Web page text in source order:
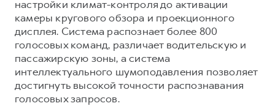
настройки климат-контроля до активации
камеры кругового обзора и проекционного
дисплея. Система распознает более 800
голосовых команд, различает водительскую и
пассажирскую зоны, а система
интеллектуального шумоподавления позволяет
достигнуть высокой точности распознавания
голосовых запросов.